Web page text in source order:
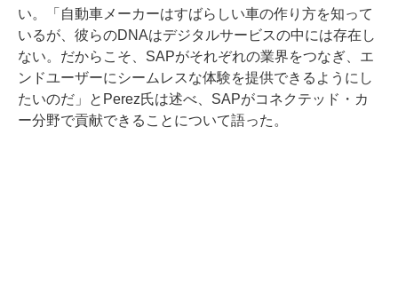
い。「自動車メーカーはすばらしい車の作り方を知って
いるが、彼らのDNAはデジタルサービスの中には存在し
ない。だからこそ、SAPがそれぞれの業界をつなぎ、エ
ンドユーザーにシームレスな体験を提供できるようにし
たいのだ」とPerez氏は述べ、SAPがコネクテッド・カ
ー分野で貢献できることについて語った。